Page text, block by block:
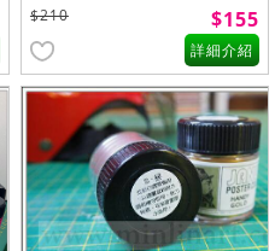
$210 $155
詳細介紹